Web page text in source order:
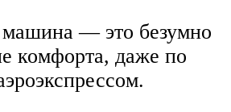
— это безумно
комфорта, даже по